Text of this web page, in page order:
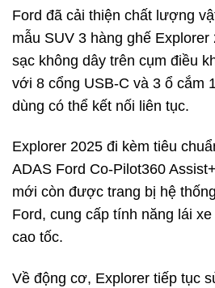
Ford đã cải thiện chất lượng
mẫu SUV 3 hàng ghế
sạc không dây trên cụm điều
với 8 cổng USB-C và 3 ổ cắm
dùng có thể kết nối liên tục.
Explorer 2025 đi kèm tiêu
ADAS Ford Co-Pilot360
mới còn được trang bị hệ
Ford, cung cấp tính năng lái
cao tốc.
Về động cơ, Explorer tiếp tục